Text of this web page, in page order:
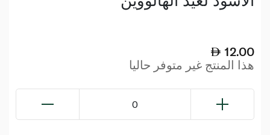
12.00
هذا المنتج غير متوفر حاليا
0